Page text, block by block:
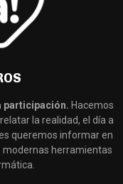
participación. Hacemos
la realidad, el día a
queremos informar en
modernas herramientas